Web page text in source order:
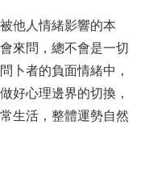
他人情緒影響的本
來問，總不會是一切
卜者的負面情緒中，
好心理邊界的切換，
生活，整體運勢自然